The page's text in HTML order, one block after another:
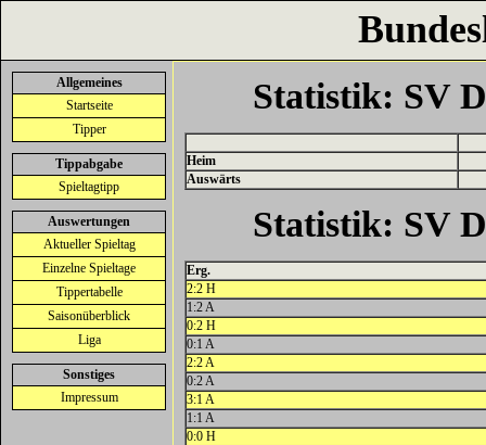
Allgemeines
Startseite
Tipper
Tippabgabe
Spieltagtipp
Auswertungen
Aktueller Spieltag
Einzelne Spieltage
Tippertabelle
Saisonüberblick
Liga
Sonstiges
Impressum
Statistik: SV
Heim
Auswärts
Statistik: SV
Erg.
2:2 H
1:2 A
0:2 H
0:1 A
2:2 A
0:2 A
3:1 A
1:1 A
0:0 H